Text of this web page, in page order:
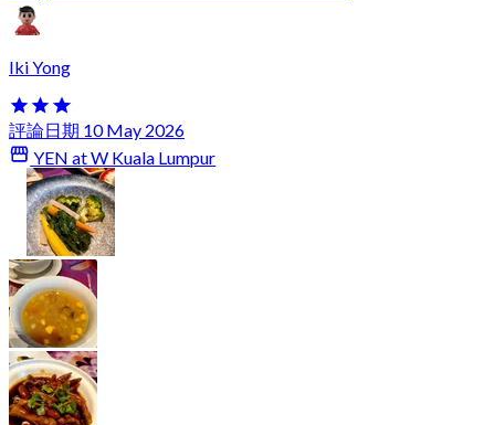
Iki Yong
評論日期 10 May 2026
YEN at W Kuala Lumpur